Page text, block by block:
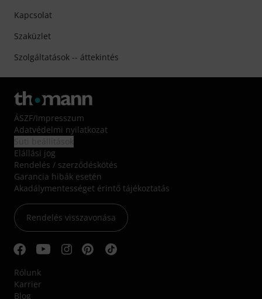
Kapcsolat
Szaküzlet
Szolgáltatások -- áttekintés
ÁSZF/Impresszum
Adatvédelmi nyilatkozat
Elállási jog
Rendelés / szerződéskötés
Garancia hibák esetén
Akadálymentességet érintő tájékoztatás
Rendelés visszavonása
Rólunk
Karrier
Blog